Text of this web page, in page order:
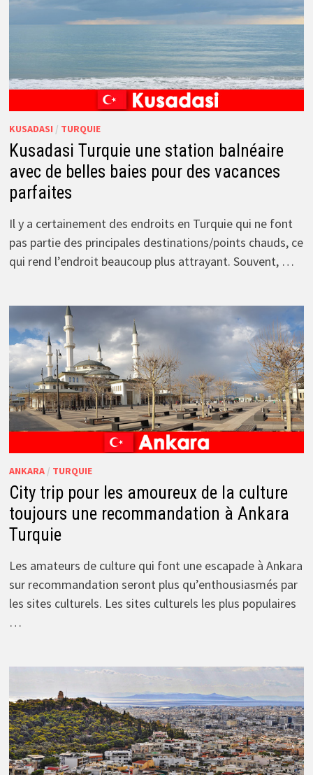
KUSADASI / TURQUIE
Kusadasi Turquie une station balnéaire
avec de belles baies pour des vacances
parfaites
Il y a certainement des endroits en Turquie qui ne font
pas partie des principales destinations/points chauds, ce
qui rend l’endroit beaucoup plus attrayant. Souvent, …
ANKARA/ TURQUIE
City trip pour les amoureux de la culture
toujours une recommandation à Ankara
Turquie
Les amateurs de culture qui font une escapade à Ankara
sur recommandation seront plus qu’enthousiasmés par
les sites culturels. Les sites culturels les plus populaires
…